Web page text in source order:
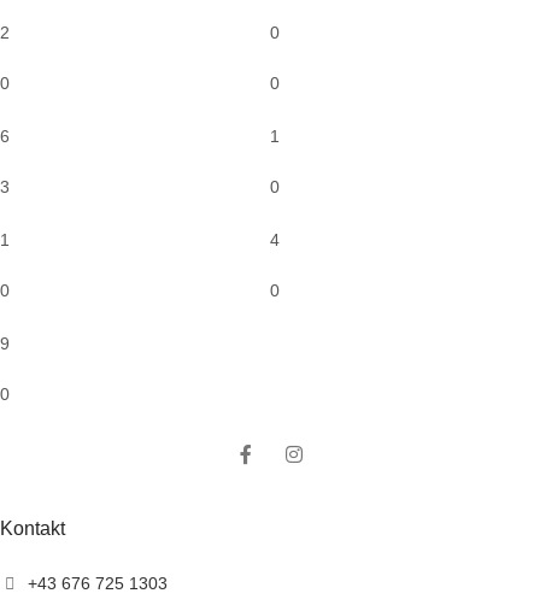
2
0
0
0
6
3
1
0
1
0
4
0
9
0
Kontakt
+43 676 725 1303